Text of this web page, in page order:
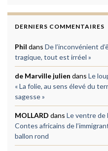
DERNIERS COMMENTAIRES
Phil dans De l’inconvénient
tragique, tout est irréel »
de Marville julien dans Le
« La folie, au sens élevé du
sagesse »
MOLLARD dans Le ventre de
Contes africains de
ballon rond